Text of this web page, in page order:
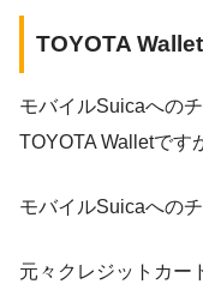
TOYOTA Wallet
モバイルSuicaへの
TOYOTA Walletです
モバイルSuicaへの
元々クレジットカー